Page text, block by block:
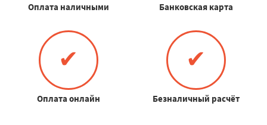
Оплата наличными Банковская карта
✔
Оплата онлайн
✔
Безналичный расчёт